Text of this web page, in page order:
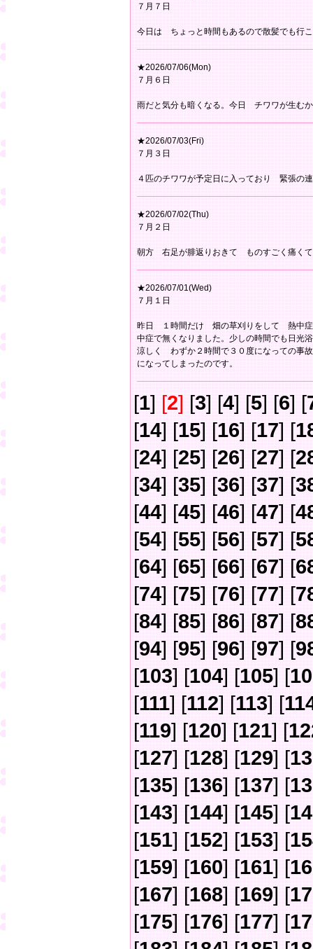
７月７日
今日は ちょっと時間もあるので散髪でも行
★2026/07/06(Mon)
７月６日
雨だと気分も暗くなる。今日 チワワが生む
★2026/07/03(Fri)
７月３日
４匹のチワワが予定日に入っており 緊張の
★2026/07/02(Thu)
７月２日
朝方 右足が腓返りおきて ものすごく痛く
★2026/07/01(Wed)
７月１日
昨日 １時間だけ 畑の草刈りをして 熱中症
中症で無くなりました。少しの時間でも日光
涼しく わずか２時間で３０度になっての事
になってしまったのです。
[1] [2] [3] [4] [5] [6] [
[14] [15] [16] [17] [
[24] [25] [26] [27] [
[34] [35] [36] [37] [
[44] [45] [46] [47] [
[54] [55] [56] [57] [
[64] [65] [66] [67] [
[74] [75] [76] [77] [
[84] [85] [86] [87] [
[94] [95] [96] [97] [
[103] [104] [105] [
[111] [112] [113] [
[119] [120] [121] [
[127] [128] [129] [
[135] [136] [137] [
[143] [144] [145] [
[151] [152] [153] [
[159] [160] [161] [
[167] [168] [169] [
[175] [176] [177] [